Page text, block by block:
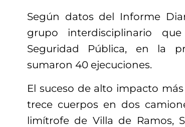
Según datos del Informe
grupo interdisciplinario
Seguridad Pública, en la
sumaron 40 ejecuciones.
El suceso de alto impacto
trece cuerpos en dos
limítrofe de Villa de Ramos,